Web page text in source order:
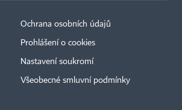
Ochrana osobních údajů
Prohlášení o cookies
Nastavení soukromí
Všeobecné smluvní podmínky